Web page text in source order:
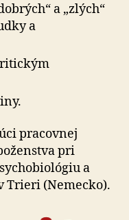
a „zlých“
a
pracovnej
pri
a
Trieri (Nemecko).